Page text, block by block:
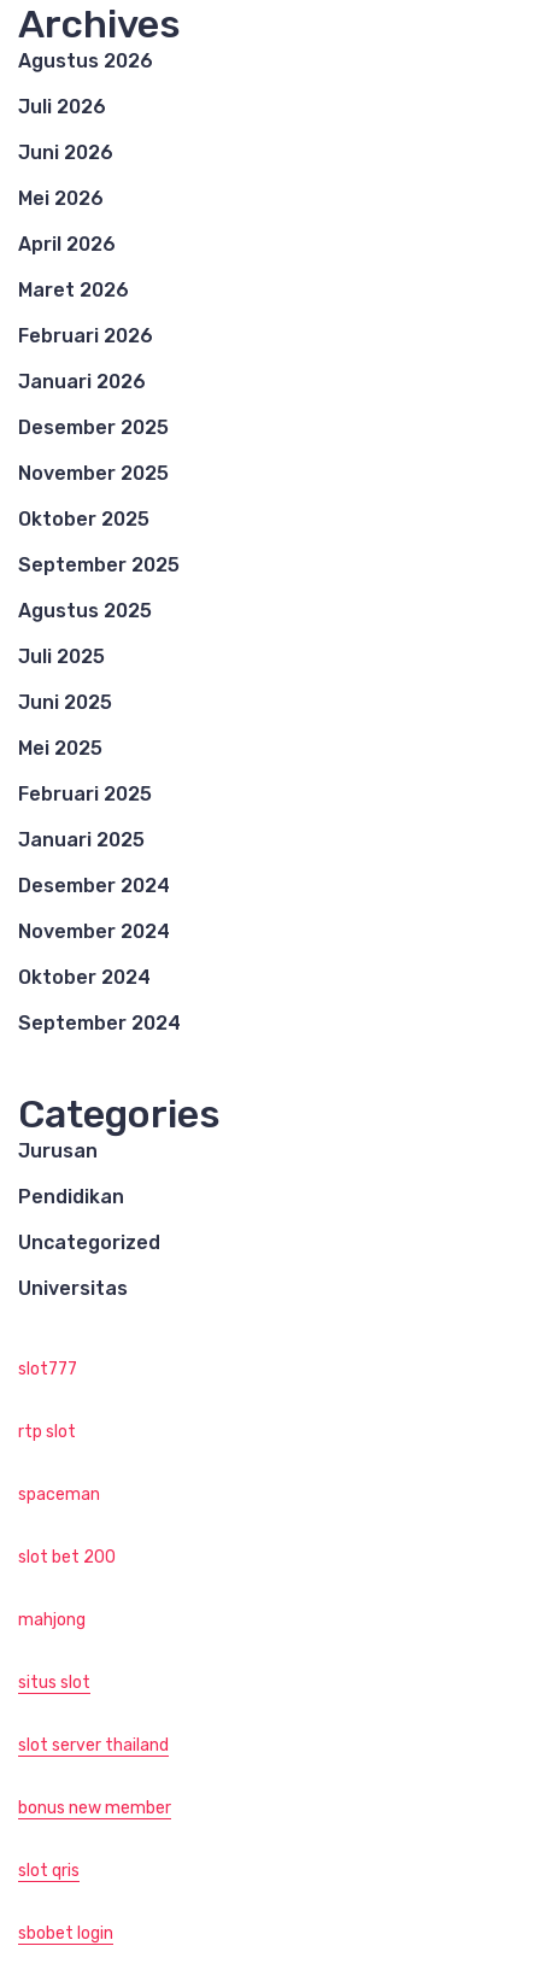
Archives
Agustus 2026
Juli 2026
Juni 2026
Mei 2026
April 2026
Maret 2026
Februari 2026
Januari 2026
Desember 2025
November 2025
Oktober 2025
September 2025
Agustus 2025
Juli 2025
Juni 2025
Mei 2025
Februari 2025
Januari 2025
Desember 2024
November 2024
Oktober 2024
September 2024
Categories
Jurusan
Pendidikan
Uncategorized
Universitas
slot777
rtp slot
spaceman
slot bet 200
mahjong
situs slot
slot server thailand
bonus new member
slot qris
sbobet login